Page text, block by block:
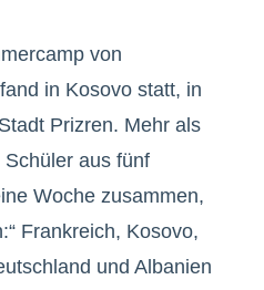
von
in Kosovo statt, in
Prizren. Mehr als
aus fünf
Woche zusammen,
Frankreich, Kosovo,
und Albanien